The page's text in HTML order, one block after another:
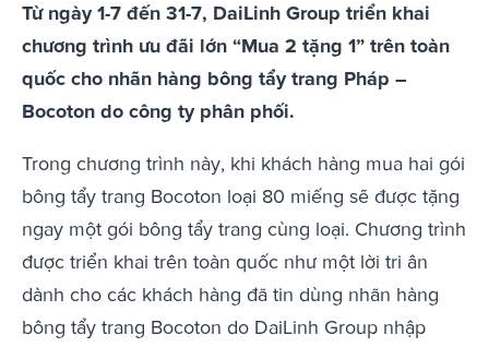
Từ ngày 1-7 đến 31-7, DaiLinh Group triển khai
chương trình ưu đãi lớn “Mua 2 tặng 1” trên toàn
quốc cho nhãn hàng bông tẩy trang Pháp –
Bocoton do công ty phân phối.
Trong chương trình này, khi khách hàng mua hai gói
bông tẩy trang Bocoton loại 80 miếng sẽ được tặng
ngay một gói bông tẩy trang cùng loại. Chương trình
được triển khai trên toàn quốc như một lời tri ân
dành cho các khách hàng đã tin dùng nhãn hàng
bông tẩy trang Bocoton do DaiLinh Group nhập